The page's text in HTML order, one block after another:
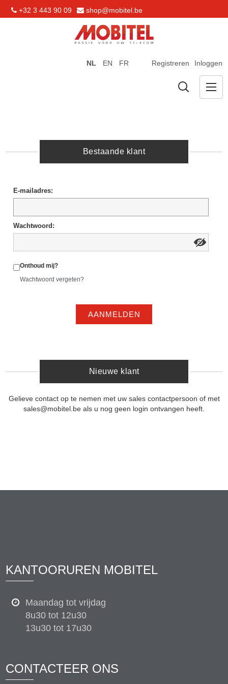
+32 3 443 90 09 shop@mobitel.be
Registreren Inloggen
NL EN FR
Bestaande klant
E-mailadres:
Wachtwoord:
Onthoud mij?
Wachtwoord vergeten?
AANMELDEN
Nieuwe klant
Gelieve contact op te nemen met uw sales contactpersoon of met
sales@mobitel.be als u nog geen login ontvangen heeft.
KANTOORUREN MOBITEL
Maandag tot vrijdag
8u30 tot 12u30
13u30 tot 17u30
CONTACTEER ONS